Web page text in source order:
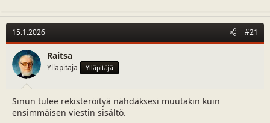
15.1.2026 #21
Raitsa
Ylläpitäjä Ylläpitäjä
Sinun tulee rekisteröityä nähdäksesi muutakin kuin
ensimmäisen viestin sisältö.